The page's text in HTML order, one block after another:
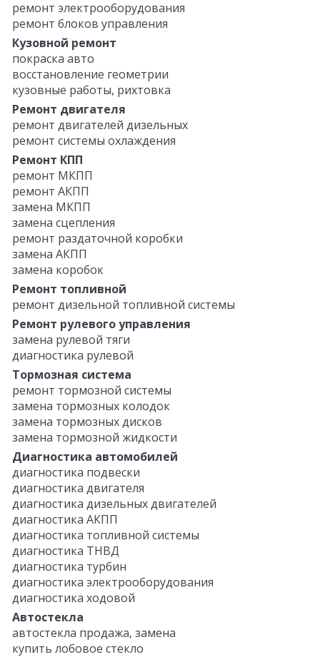
ремонт электрооборудования
ремонт блоков управления
Кузовной ремонт
покраска авто
восстановление геометрии
кузовные работы, рихтовка
Ремонт двигателя
ремонт двигателей дизельных
ремонт системы охлаждения
Ремонт КПП
ремонт МКПП
ремонт АКПП
замена МКПП
замена сцепления
ремонт раздаточной коробки
замена АКПП
замена коробок
Ремонт топливной
ремонт дизельной топливной системы
Ремонт рулевого управления
замена рулевой тяги
диагностика рулевой
Тормозная система
ремонт тормозной системы
замена тормозных колодок
замена тормозных дисков
замена тормозной жидкости
Диагностика автомобилей
диагностика подвески
диагностика двигателя
диагностика дизельных двигателей
диагностика АКПП
диагностика топливной системы
диагностика ТНВД
диагностика турбин
диагностика электрооборудования
диагностика ходовой
Автостекла
автостекла продажа, замена
купить лобовое стекло